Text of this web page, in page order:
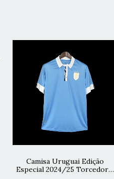
Camisa Uruguai Edição
Especial 2024/25 Torcedor -